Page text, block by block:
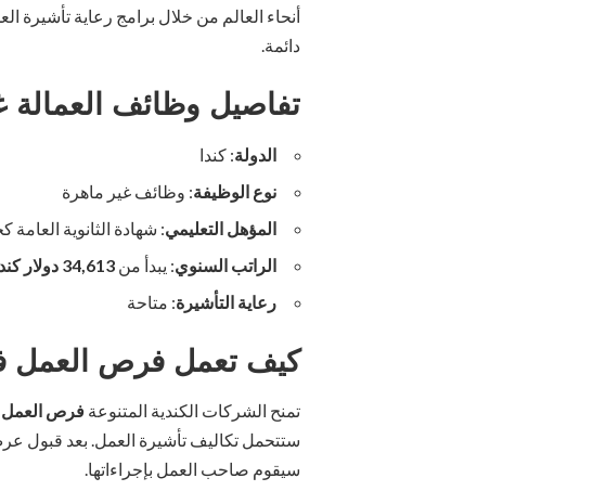
أنحاء العالم من خلال برامج رعاية تأشيرة
دائمة.
تفاصيل وظائف العمالة
الدولة: كندا
نوع الوظيفة: وظائف غير ماهرة
المؤهل التعليمي: شهادة الثانوية العامة
الراتب السنوي: يبدأ من 34,613 دولار كندي
رعاية التأشيرة: متاحة
كيف تعمل فرص العمل
تمنح الشركات الكندية المتنوعة فرص العمل
ستتحمل تكاليف تأشيرة العمل. بعد قبول
سيقوم صاحب العمل بإجراءاتها.